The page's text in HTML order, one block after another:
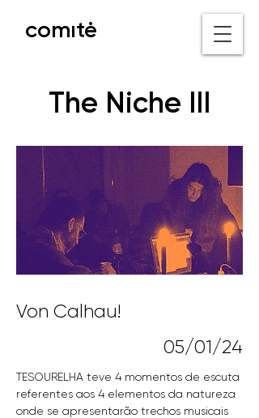
comıtė
The Niche III
Von Calhau!
05/01/24
TESOURELHA teve 4 momentos de escuta
referentes aos 4 elementos da natureza
onde se apresentarão trechos musicais